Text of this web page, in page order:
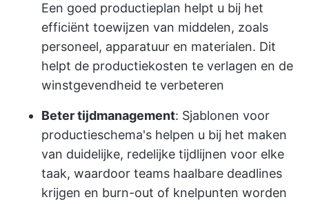
Een goed productieplan helpt u bij het
efficiënt toewijzen van middelen, zoals
personeel, apparatuur en materialen. Dit
helpt de productiekosten te verlagen en de
winstgevendheid te verbeteren
Beter tijdmanagement: Sjablonen voor
productieschema's helpen u bij het maken
van duidelijke, redelijke tijdlijnen voor elke
taak, waardoor teams haalbare deadlines
krijgen en burn-out of knelpunten worden